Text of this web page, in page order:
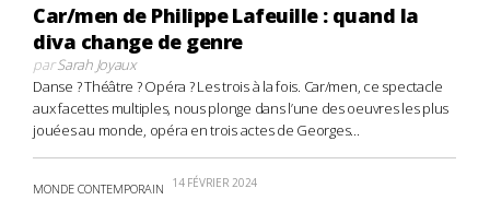
Car/men de Philippe Lafeuille : quand la
diva change de genre
parSarah Joyaux
Danse ? Théâtre ? Opéra ? Les trois à la fois. Car/men, ce spectacle
aux facettes multiples, nous plonge dans l’une des oeuvres les plus
jouées au monde, opéra en trois actes de Georges...
MONDE CONTEMPORAIN 14 FÉVRIER 2024